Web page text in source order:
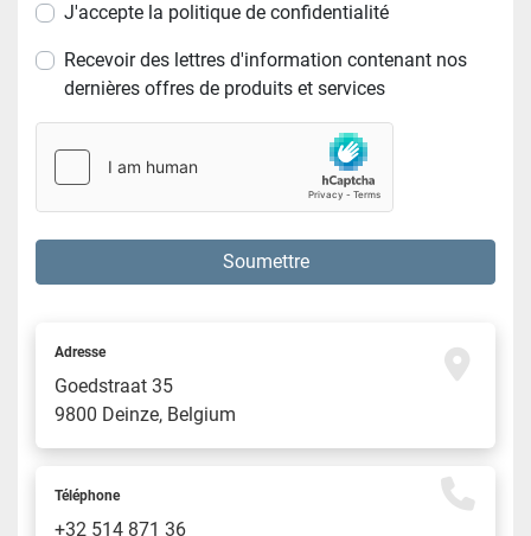
J'accepte la politique de confidentialité
Recevoir des lettres d'information contenant nos
dernières offres de produits et services
Soumettre
Adresse
Goedstraat 35
9800 Deinze, Belgium
Téléphone
+32 514 871 36